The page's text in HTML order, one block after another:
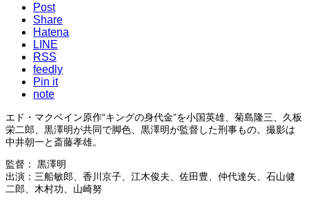
Post
Share
Hatena
LINE
RSS
feedly
Pin it
note
エド・マクベイン原作“キングの身代金”を小国英雄、菊島隆三、久板
栄二郎、黒澤明が共同で脚色、黒澤明が監督した刑事もの。撮影は
中井朝一と斎藤孝雄。
監督： 黒澤明
出演：三船敏郎、香川京子、江木俊夫、佐田豊、仲代達矢、石山健
二郎、木村功、山崎努